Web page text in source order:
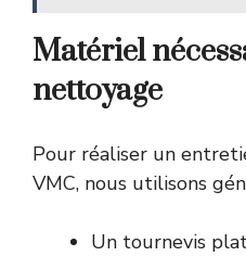
Matériel
nettoyage
Pour réaliser un
VMC, nous utilisons
Un tournevis